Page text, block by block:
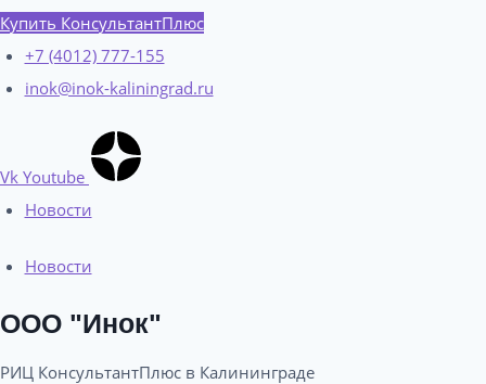
Купить КонсультантПлюс
+7 (4012) 777-155
inok@inok-kaliningrad.ru
Vk Youtube
Новости
Новости
ООО "Инок"
РИЦ КонсультантПлюс в Калининграде​